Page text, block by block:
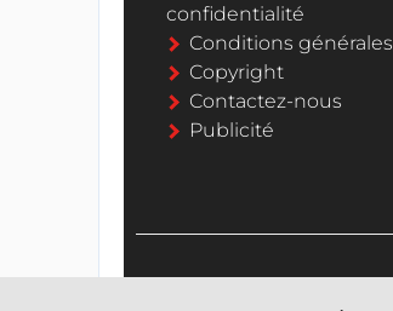
confidentialité
Conditions générales
Copyright
Contactez-nous
Publicité